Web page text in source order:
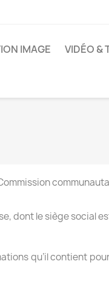
IMAGE VIDÉO &
le siège social
qu’il contient